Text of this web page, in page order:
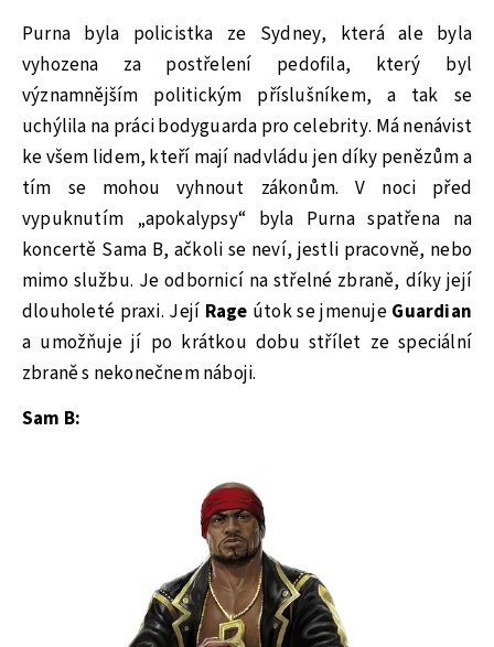
Purna byla policistka ze Sydney, která ale byla
vyhozena za postřelení pedofila, který byl
významnějším politickým příslušníkem, a tak se
uchýlila na práci bodyguarda pro celebrity. Má nenávist
ke všem lidem, kteří mají nadvládu jen díky penězům a
tím se mohou vyhnout zákonům. V noci před
vypuknutím „apokalypsy“ byla Purna spatřena na
koncertě Sama B, ačkoli se neví, jestli pracovně, nebo
mimo službu. Je odbornicí na střelné zbraně, díky její
dlouholeté praxi. Její Rage útok se jmenuje Guardian
a umožňuje jí po krátkou dobu střílet ze speciální
zbraně s nekonečnem náboji.
Sam B: